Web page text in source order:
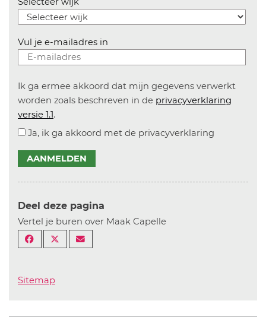
Vul je e-mailadres in
Ik ga ermee akkoord dat mijn gegevens verwerkt
worden zoals beschreven in de privacyverklaring
versie 1.1.
Ja, ik ga akkoord met de privacyverklaring
AANMELDEN
Deel deze pagina
Vertel je buren over Maak Capelle
Sitemap